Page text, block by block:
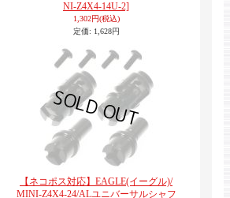
NI-Z4X4-14U-2]
1,302円(税込)
定価: 1,628円
【ネコポス対応】EAGLE(イーグル)/
MINI-Z4X4-24/ALユニバーサルシャフ